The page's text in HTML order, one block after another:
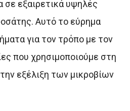
σε εξαιρετικά υψηλές
Αυτό το εύρημα
για τον τρόπο με τον
που χρησιμοποιούμε στη
εξέλιξη των μικροβίων